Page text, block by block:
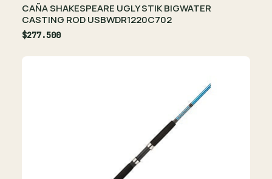
CAÑA SHAKESPEARE UGLY STIK BIGWATER
CASTING ROD USBWDR1220C702
$277.500